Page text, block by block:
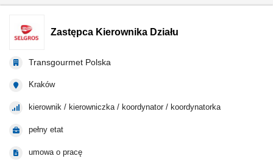
Zastępca Kierownika Działu
Transgourmet Polska
Kraków
kierownik / kierowniczka / koordynator / koordynatorka
pełny etat
umowa o pracę